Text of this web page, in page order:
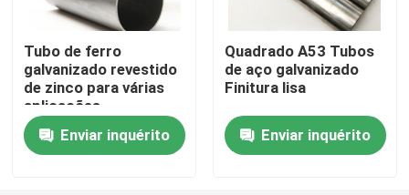
Contacte-nos
Peça umas citações
Placa de alumínio da folha
Tubo de ferro
galvanizado revestido
de zinco para várias
aplicações
Enviar inquérito
Quadrado A53 Tubos
de aço galvanizado
Finitura lisa
Enviar inquérito